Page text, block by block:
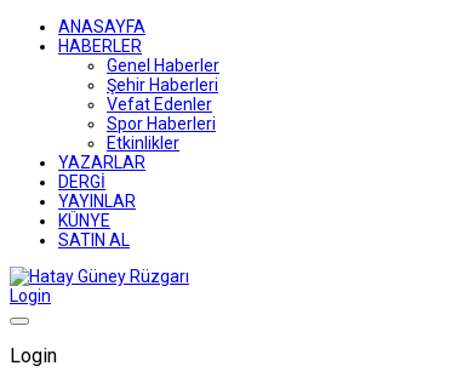
ANASAYFA
HABERLER
Genel Haberler
Şehir Haberleri
Vefat Edenler
Spor Haberleri
Etkinlikler
YAZARLAR
DERGİ
YAYINLAR
KÜNYE
SATIN AL
Login
Login